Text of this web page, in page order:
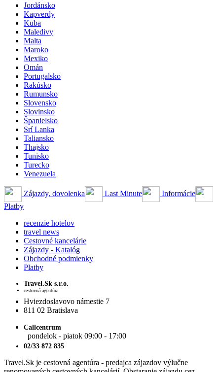
Jordánsko
Kapverdy
Kuba
Maledivy
Malta
Maroko
Mexiko
Omán
Portugalsko
Rakúsko
Rumunsko
Slovensko
Slovinsko
Španielsko
Srí Lanka
Taliansko
Thajsko
Tunisko
Turecko
Venezuela
Zájazdy, dovolenka Last Minute
Informácie
Platby
recenzie hotelov
travel news
Cestovné kancelárie
Zájazdy - Katalóg
Obchodné podmienky
Platby
Travel.Sk s.r.o.
cestovná agentúra
Hviezdoslavovo námestie 7
811 02 Bratislava
Callcentrum
pondelok - piatok 09:00 - 17:00
02/33 872 835
Travel.Sk je cestovná agentúra - predajca zájazdov výlučne